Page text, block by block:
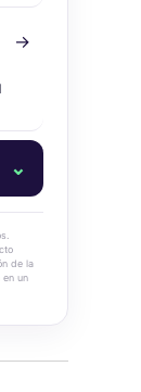
→
⌄
de la
en un